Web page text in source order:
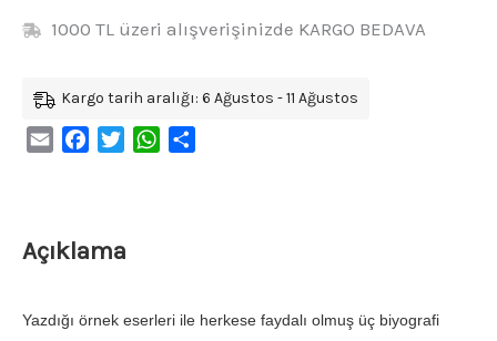
1000 TL üzeri alışverişinizde KARGO BEDAVA
Kargo tarih aralığı: 6 Ağustos - 11 Ağustos
Email FacebookTwitterWhatsApp
Açıklama
Yazdığı örnek eserleri ile herkese faydalı olmuş üç biyografi